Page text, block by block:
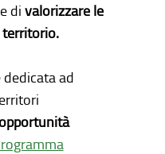
di valorizzare le
territorio.
dedicata ad
opportunità